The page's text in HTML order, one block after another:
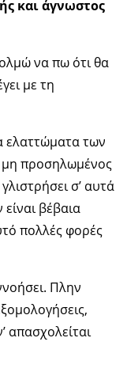
και άγνωστος
να πω ότι θα
με τη
ελαττώματα των
μη προσηλωμένος
σ’ αυτά
βέβαια
πολλές φορές
Πλην
απασχολείται